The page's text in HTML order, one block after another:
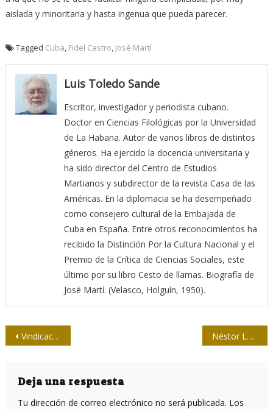
aislada y minoritaria y hasta ingenua que pueda parecer.
Tagged Cuba Fidel Castro José Martí
Luis Toledo Sande
Escritor, investigador y periodista cubano.
Doctor en Ciencias Filológicas por la Universidad
de La Habana. Autor de varios libros de distintos
géneros. Ha ejercido la docencia universitaria y
ha sido director del Centro de Estudios
Martianos y subdirector de la revista Casa de las
Américas. En la diplomacia se ha desempeñado
como consejero cultural de la Embajada de
Cuba en España. Entre otros reconocimientos ha
recibido la Distinción Por la Cultura Nacional y el
Premio de la Crítica de Ciencias Sociales, este
último por su libro Cesto de llamas. Biografía de
José Martí. (Velasco, Holguín, 1950).
Navegación
entradas
Vindicación de Martí Néstor Leonelo Carbonell: “Como un padre del pueblo”
Deja una respuesta
Tu dirección de correo electrónico no será publicada. Los